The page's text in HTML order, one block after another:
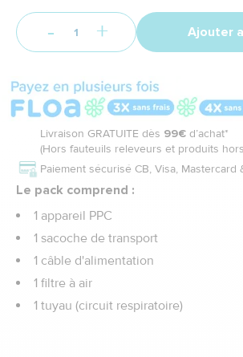
- + Ajouter
Livraison GRATUITE dès 99€ d’achat*
(Hors fauteuils releveurs et produits
Paiement sécurisé CB, Visa, Mastercard
Le pack comprend :
1 appareil PPC
1 sacoche de transport
1 câble d'alimentation
1 filtre à air
1 tuyau (circuit respiratoire)